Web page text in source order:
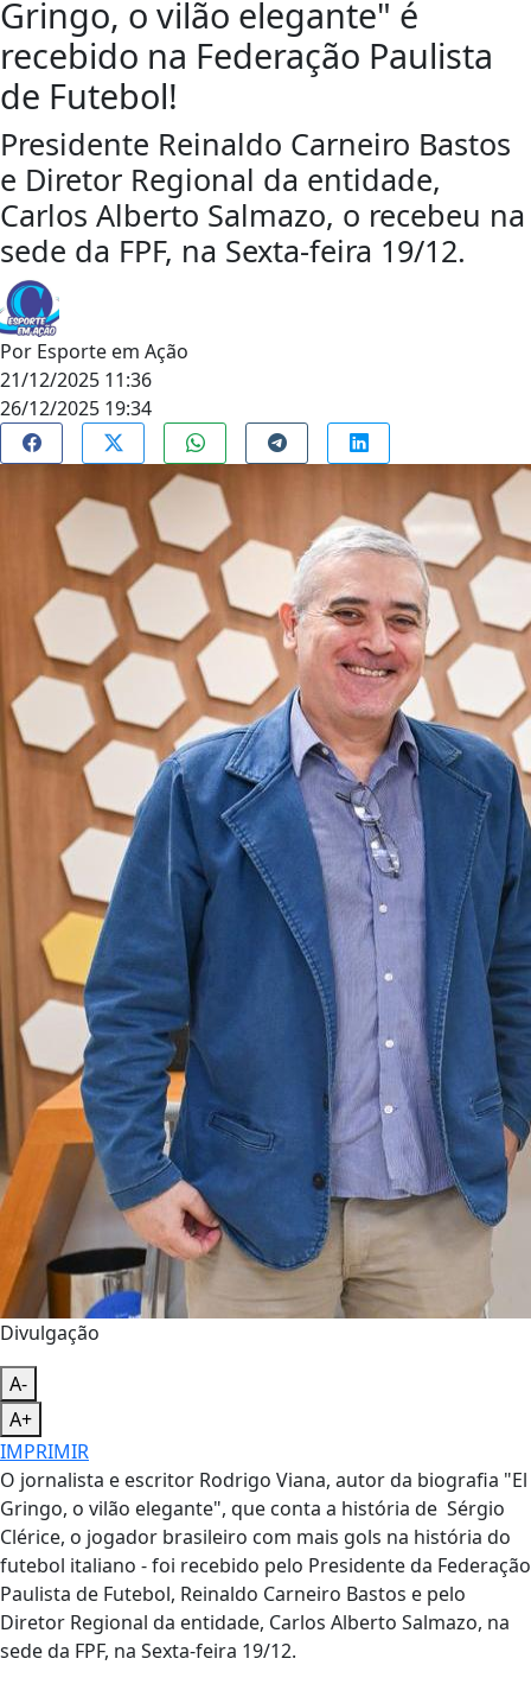
Gringo, o vilão elegante" é
recebido na Federação Paulista
de Futebol!
Presidente Reinaldo Carneiro Bastos
e Diretor Regional da entidade,
Carlos Alberto Salmazo, o recebeu na
sede da FPF, na Sexta-feira 19/12.
Por Esporte em Ação
21/12/2025 11:36
26/12/2025 19:34
Divulgação
A-
A+
IMPRIMIR
O jornalista e escritor Rodrigo Viana, autor da biografia "El
Gringo, o vilão elegante", que conta a história de Sérgio
Clérice, o jogador brasileiro com mais gols na história do
futebol italiano - foi recebido pelo Presidente da Federação
Paulista de Futebol, Reinaldo Carneiro Bastos e pelo
Diretor Regional da entidade, Carlos Alberto Salmazo, na
sede da FPF, na Sexta-feira 19/12.